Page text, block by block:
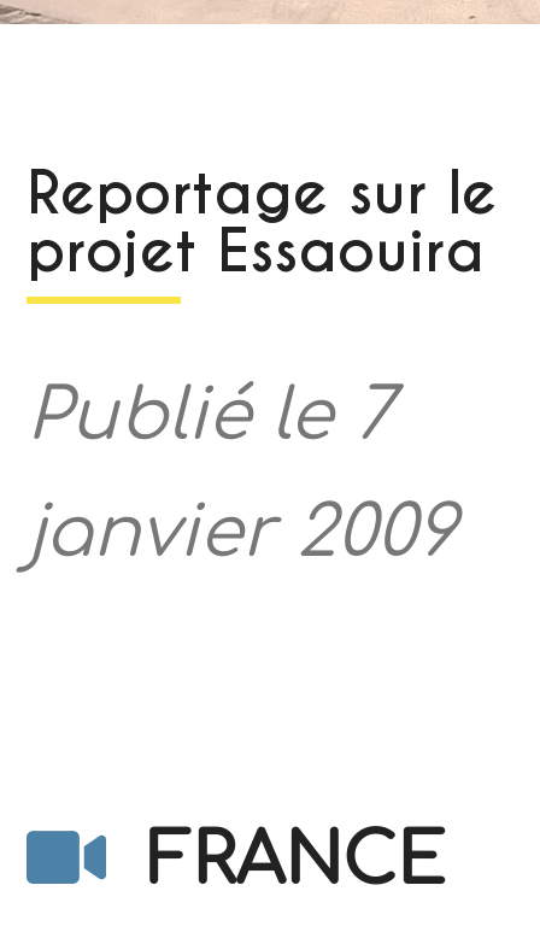
Reportage sur le
projet Essaouira
Publié le 7
janvier 2009
FRANCE